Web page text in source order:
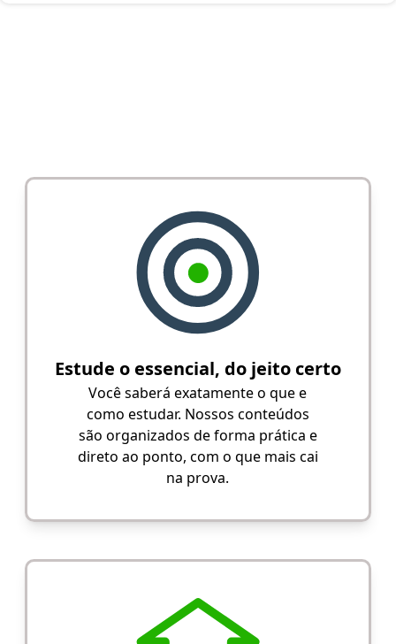
Estude o essencial, do jeito certo
Você saberá exatamente o que e
como estudar. Nossos conteúdos
são organizados de forma prática e
direto ao ponto, com o que mais cai
na prova.